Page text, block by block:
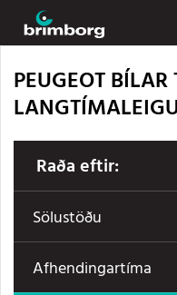
PEUGEOT
Raða eftir:
Sölustöðu
Afhendingartíma